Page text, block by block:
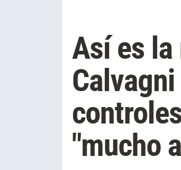
Así es la
"mucho